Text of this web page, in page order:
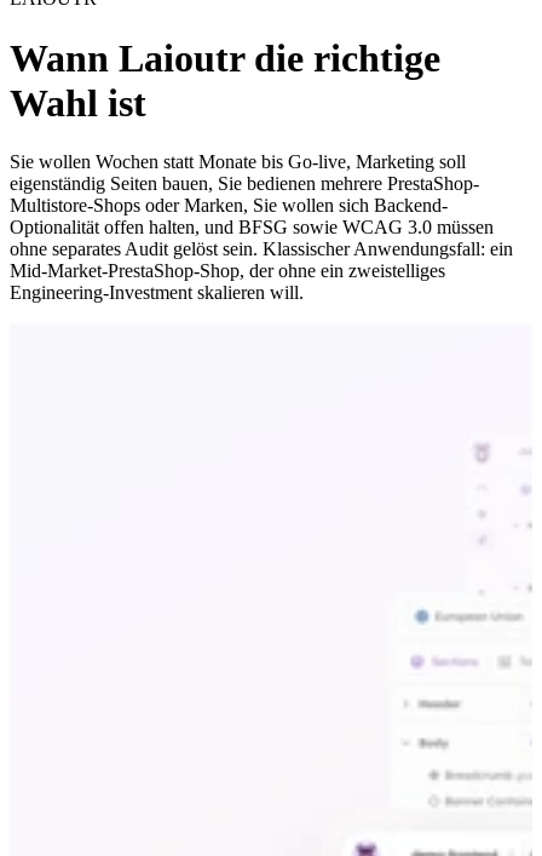
Wann Laioutr die richtige
Wahl ist
Sie wollen Wochen statt Monate bis Go-live, Marketing soll
eigenständig Seiten bauen, Sie bedienen mehrere PrestaShop-
Multistore-Shops oder Marken, Sie wollen sich Backend-
Optionalität offen halten, und BFSG sowie WCAG 3.0 müssen
ohne separates Audit gelöst sein. Klassischer Anwendungsfall: ein
Mid-Market-PrestaShop-Shop, der ohne ein zweistelliges
Engineering-Investment skalieren will.